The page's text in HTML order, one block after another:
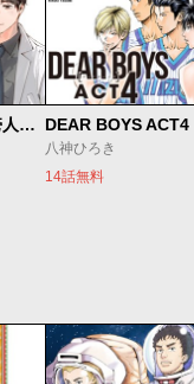
SとX セラピスト霜鳥壱人の診察室 DEAR BOYS ACT4
八神ひろき
14話無料